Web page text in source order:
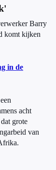
Barry
komt kijken
in de
acht
grote
van